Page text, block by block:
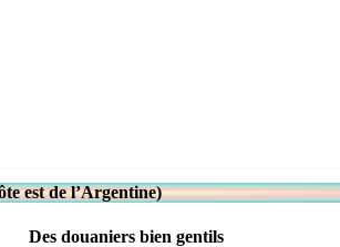
est de l’Argentine)
Des douaniers bien gentils